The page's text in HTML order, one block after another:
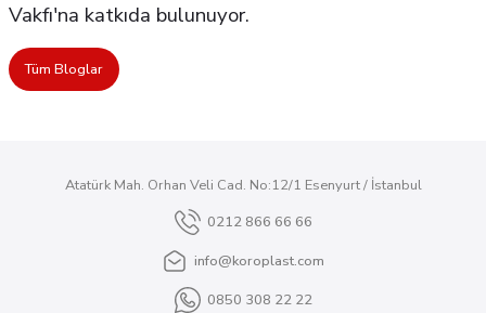
Vakfı'na katkıda bulunuyor.
Tüm Bloglar
Atatürk Mah. Orhan Veli Cad. No:12/1 Esenyurt / İstanbul
0212 866 66 66
info@koroplast.com
0850 308 22 22